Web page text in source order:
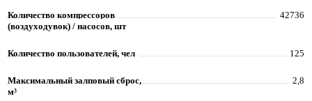
Количество компрессоров
(воздуходувок) / насосов, шт
42736
Количество пользователей, чел 125
Максимальный залповый сброс,
м³
2,8